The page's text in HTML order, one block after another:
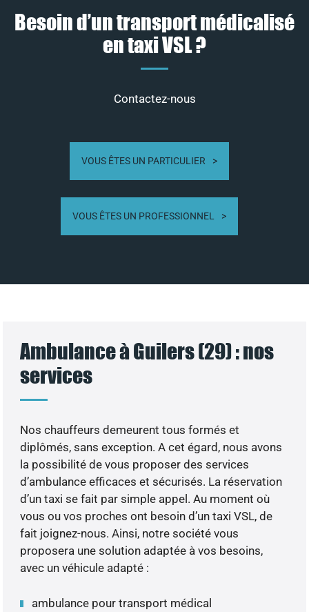
Besoin d’un transport médicalisé
en taxi VSL ?
Contactez-nous
VOUS ÊTES UN PARTICULIER
VOUS ÊTES UN PROFESSIONNEL
Ambulance à Guilers (29) : nos
services
Nos chauffeurs demeurent tous formés et
diplômés, sans exception. A cet égard, nous avons
la possibilité de vous proposer des services
d’ambulance efficaces et sécurisés. La réservation
d’un taxi se fait par simple appel. Au moment où
vous ou vos proches ont besoin d’un taxi VSL, de
fait joignez-nous. Ainsi, notre société vous
proposera une solution adaptée à vos besoins,
avec un véhicule adapté :
ambulance pour transport médical